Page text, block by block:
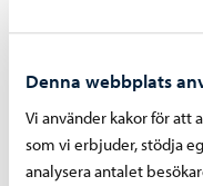
Denna webbplats
Vi använder kakor för att
som vi erbjuder, stödja
analysera antalet